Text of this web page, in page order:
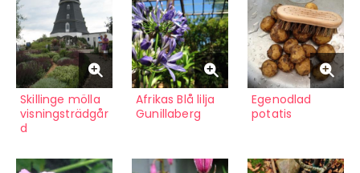
Skillinge mölla
visningsträdgår
d
Afrikas Blå lilja
Gunillaberg
Egenodlad
potatis